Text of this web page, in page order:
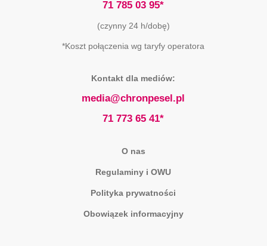
71 785 03 95*
(czynny 24 h/dobę)
*Koszt połączenia wg taryfy operatora
Kontakt dla mediów:
media@chronpesel.pl
71 773 65 41*
O nas
Regulaminy i OWU
Polityka prywatności
Obowiązek informacyjny